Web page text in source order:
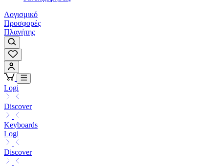
Λογισμικό
Προσφορές
Πλανήτης
Logi
Discover
Keyboards
Logi
Discover